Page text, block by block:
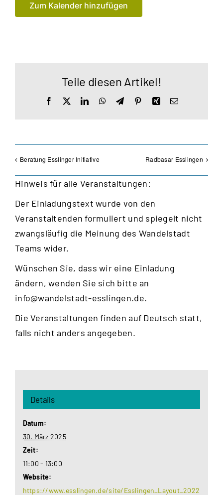
Zum Kalender hinzufügen
Teile diesen Artikel!
Facebook LinkedInWhatsApp
TelegramPinterestXingE-
Beratung Esslinger Initiative Radbasar Esslingen
Hinweis für alle Veranstaltungen:
Der Einladungstext wurde von den
Veranstaltenden formuliert und spiegelt nicht
zwangsläufig die Meinung des Wandelstadt
Teams wider.
Wünschen Sie, dass wir eine Einladung
ändern, wenden Sie sich bitte an
info@wandelstadt-esslingen.de.
Die Veranstaltungen finden auf Deutsch statt,
falls nicht anders angegeben.
Details
Datum:
30. März 2025
Zeit:
11:00 - 13:00
Website:
https://www.esslingen.de/site/Esslingen_Layout_2022